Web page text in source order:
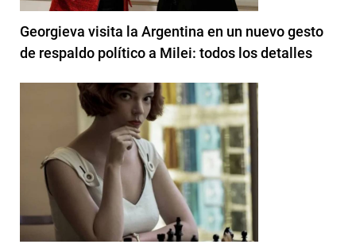
Georgieva visita la Argentina en un nuevo gesto
de respaldo político a Milei: todos los detalles